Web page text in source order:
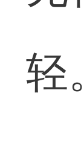
轻